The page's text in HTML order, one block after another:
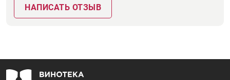
НАПИСАТЬ ОТЗЫВ